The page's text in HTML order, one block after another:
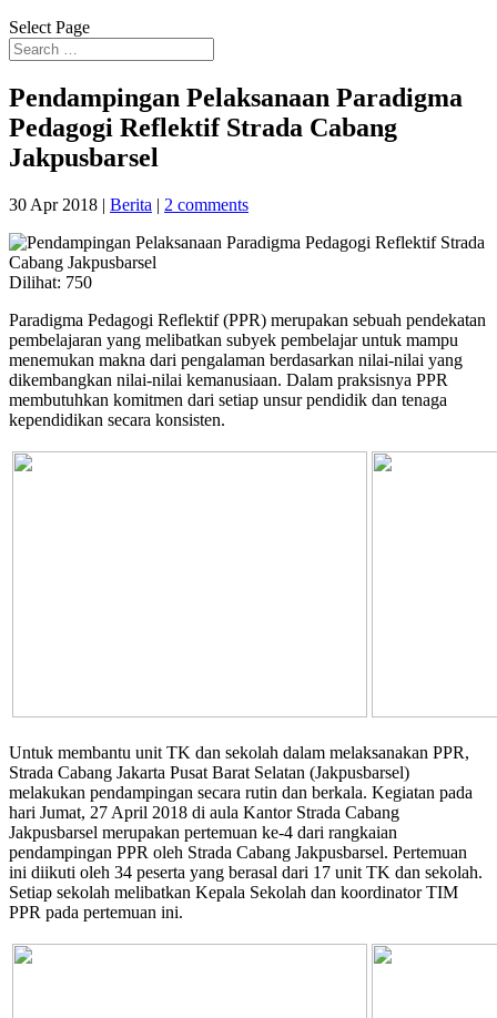
Select Page
Pendampingan Pelaksanaan Paradigma
Pedagogi Reflektif Strada Cabang
Jakpusbarsel
30 Apr 2018 | Berita | 2 comments
Dilihat: 750
Paradigma Pedagogi Reflektif (PPR) merupakan sebuah pendekatan
pembelajaran yang melibatkan subyek pembelajar untuk mampu
menemukan makna dari pengalaman berdasarkan nilai-nilai yang
dikembangkan nilai-nilai kemanusiaan. Dalam praksisnya PPR
membutuhkan komitmen dari setiap unsur pendidik dan tenaga
kependidikan secara konsisten.
Untuk membantu unit TK dan sekolah dalam melaksanakan PPR,
Strada Cabang Jakarta Pusat Barat Selatan (Jakpusbarsel)
melakukan pendampingan secara rutin dan berkala. Kegiatan pada
hari Jumat, 27 April 2018 di aula Kantor Strada Cabang
Jakpusbarsel merupakan pertemuan ke-4 dari rangkaian
pendampingan PPR oleh Strada Cabang Jakpusbarsel. Pertemuan
ini diikuti oleh 34 peserta yang berasal dari 17 unit TK dan sekolah.
Setiap sekolah melibatkan Kepala Sekolah dan koordinator TIM
PPR pada pertemuan ini.